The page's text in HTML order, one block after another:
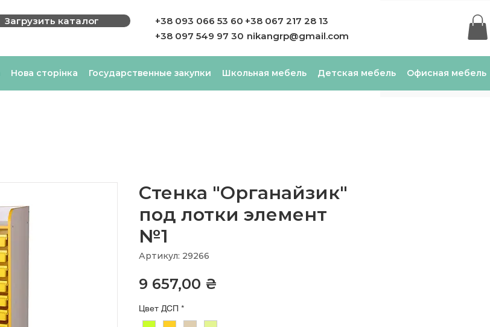
Загрузить каталог
+38 093 066 53 60
+38 097 549 97 30
+38 067 217 28 13
nikangrp@gmail.com
Нова сторінка Государственные закупки Школьная мебель Детская мебель Офисная мебель
Стенка "Органайзик"
под лотки элемент
№1
Артикул: 29266
9 657,00 ₴
Цвет ДСП *